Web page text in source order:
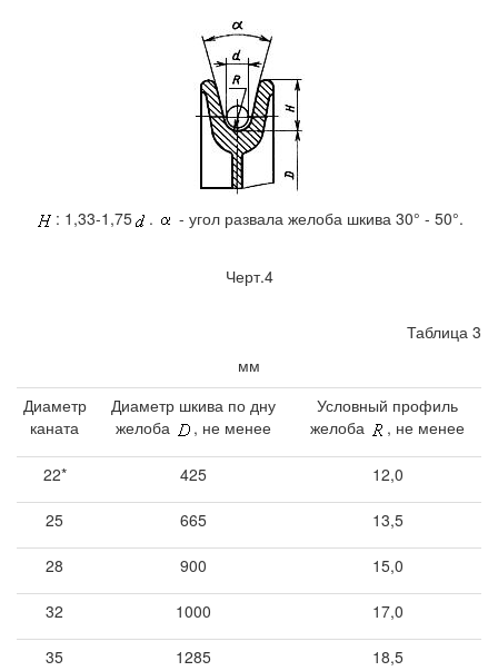
: 1,33-1,75 . - угол развала желоба шкива 30° - 50°.
Черт.4
Таблица 3
мм
Диаметр
каната
Диаметр шкива по дну
желоба
, не менее
Условный профиль
желоба
, не менее
22* 425 12,0
25 665 13,5
28 900 15,0
32 1000 17,0
35 1285 18,5